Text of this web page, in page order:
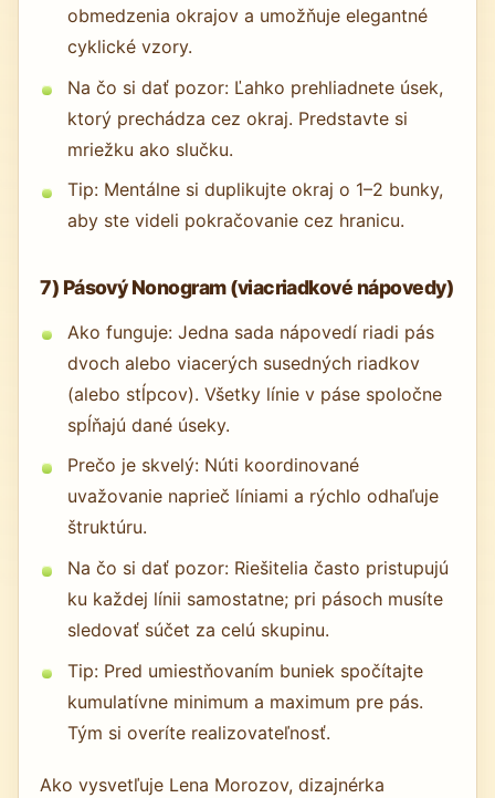
obmedzenia okrajov a umožňuje elegantné
cyklické vzory.
Na čo si dať pozor: Ľahko prehliadnete úsek,
ktorý prechádza cez okraj. Predstavte si
mriežku ako slučku.
Tip: Mentálne si duplikujte okraj o 1–2 bunky,
aby ste videli pokračovanie cez hranicu.
7) Pásový Nonogram (viacriadkové nápovedy)
Ako funguje: Jedna sada nápovedí riadi pás
dvoch alebo viacerých susedných riadkov
(alebo stĺpcov). Všetky línie v páse spoločne
spĺňajú dané úseky.
Prečo je skvelý: Núti koordinované
uvažovanie naprieč líniami a rýchlo odhaľuje
štruktúru.
Na čo si dať pozor: Riešitelia často pristupujú
ku každej línii samostatne; pri pásoch musíte
sledovať súčet za celú skupinu.
Tip: Pred umiestňovaním buniek spočítajte
kumulatívne minimum a maximum pre pás.
Tým si overíte realizovateľnosť.
Ako vysvetľuje Lena Morozov, dizajnérka